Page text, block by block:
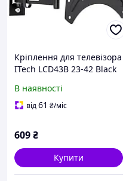
Кріплення для телевізора
ITech LCD43B 23-42 Black
В наявності
від61 ₴/міс
609₴
Купити